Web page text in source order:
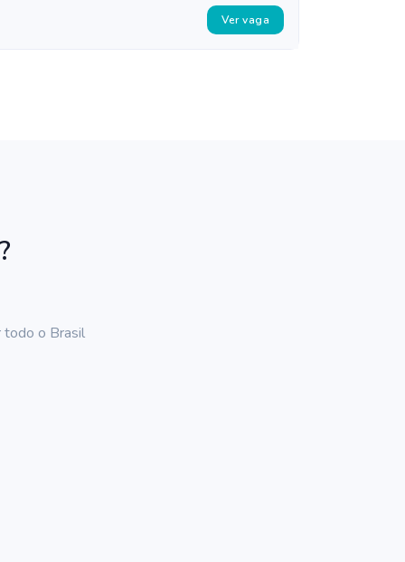
Ver vaga
todo o Brasil